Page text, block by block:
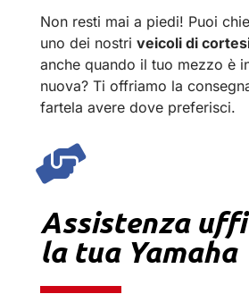
Non resti mai a piedi! Puoi
uno dei nostri veicoli di
anche quando il tuo mezzo è
nuova? Ti offriamo la
fartela avere dove preferisci.
Assistenza
la tua Yamaha